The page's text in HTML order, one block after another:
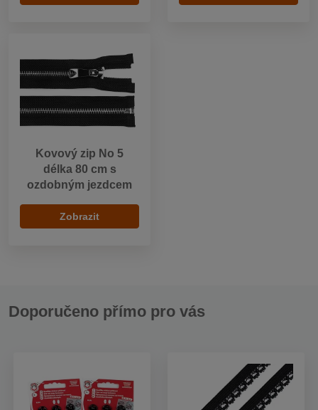
Kovový zip No 5
délka 80 cm s
ozdobným jezdcem
Zobrazit
Doporučeno přímo pro vás